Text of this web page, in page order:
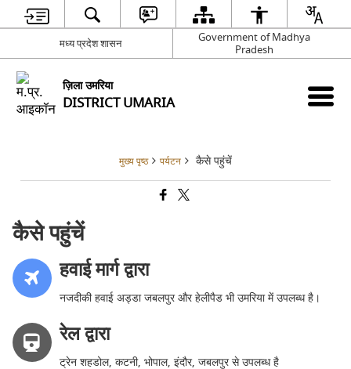
मध्य प्रदेश शासन
Government of Madhya
Pradesh
ज़िला उमरिया
DISTRICT UMARIA
मुख्य पृष्ठ पर्यटन कैसे पहुंचें
कैसे पहुंचें
हवाई मार्ग द्वारा
नजदीकी हवाई अड्डा जबलपुर और हेलीपैड भी उमरिया में उपलब्ध है।
रेल द्वारा
ट्रेन शहडोल, कटनी, भोपाल, इंदौर, जबलपुर से उपलब्ध है